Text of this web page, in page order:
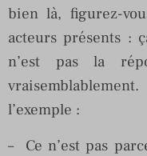
bien là, figurez-
acteurs présents :
n’est pas la
l’exemple :
– Ce n’est pas